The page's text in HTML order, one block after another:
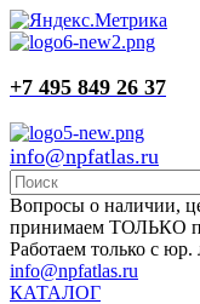
+7 495 849 26 37
info@npfatlas.ru
Вопросы о наличии,
принимаем ТОЛЬКО
Работаем только с
info@npfatlas.ru
КАТАЛОГ